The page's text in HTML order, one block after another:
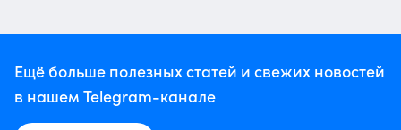
Ещё больше полезных статей и свежих новостей
в нашем Telegram-канале